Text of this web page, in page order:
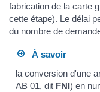
fabrication de la carte
cette étape). Le délai
du nombre de
À savoir
la conversion d'une
AB 01, dit FNI) en